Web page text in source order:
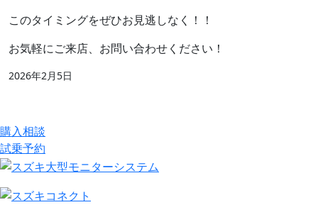
このタイミングをぜひお見逃しなく！！
お気軽にご来店、お問い合わせください！
2026年2月5日
購入相談
試乗予約